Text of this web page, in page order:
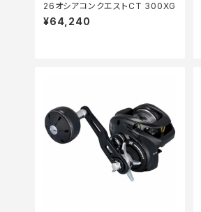
26オシアコンクエストCT 300XG
¥64,240